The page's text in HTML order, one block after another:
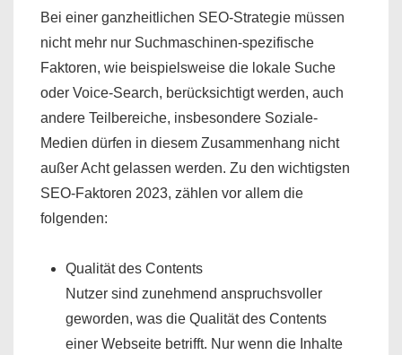
Bei einer ganzheitlichen SEO-Strategie müssen
nicht mehr nur Suchmaschinen-spezifische
Faktoren, wie beispielsweise die lokale Suche
oder Voice-Search, berücksichtigt werden, auch
andere Teilbereiche, insbesondere Soziale-
Medien dürfen in diesem Zusammenhang nicht
außer Acht gelassen werden. Zu den wichtigsten
SEO-Faktoren 2023, zählen vor allem die
folgenden:
Qualität des Contents
Nutzer sind zunehmend anspruchsvoller
geworden, was die Qualität des Contents
einer Webseite betrifft. Nur wenn die Inhalte